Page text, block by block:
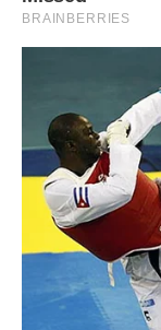
свекруха не
Передрук без
Фото
Сподобалась